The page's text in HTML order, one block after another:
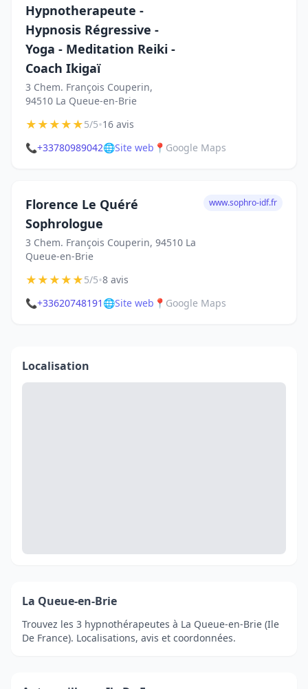
Hypnotherapeute -
Hypnosis Régressive -
Yoga - Meditation Reiki -
Coach Ikigaï
3 Chem. François Couperin,
94510 La Queue-en-Brie
★★★★★5/5•16 avis
📞+33780989042🌐Site web 📍 Google Maps
Florence Le Quéré
Sophrologue
3 Chem. François Couperin, 94510 La
Queue-en-Brie
www.sophro-idf.fr
★★★★★5/5•8 avis
📞+33620748191 🌐Site web 📍 Google Maps
Localisation
La Queue-en-Brie
Trouvez les 3 hypnothérapeutes à La Queue-en-Brie (Ile
De France). Localisations, avis et coordonnées.